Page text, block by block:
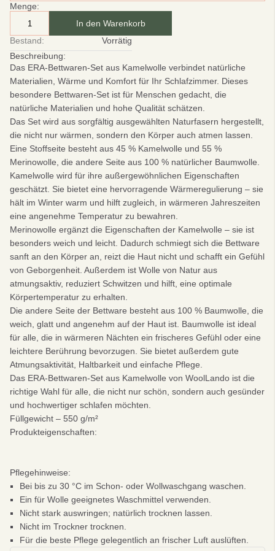
Menge:
In den Warenkorb
Bestand:
Vorrätig
Beschreibung:
Das ERA-Bettwaren-Set aus Kamelwolle verbindet natürliche
Materialien, Wärme und Komfort für Ihr Schlafzimmer. Dieses
besondere Bettwaren-Set ist für Menschen gedacht, die
natürliche Materialien und hohe Qualität schätzen.
Das Set wird aus sorgfältig ausgewählten Naturfasern hergestellt,
die nicht nur wärmen, sondern den Körper auch atmen lassen.
Eine Stoffseite besteht aus 45 % Kamelwolle und 55 %
Merinowolle, die andere Seite aus 100 % natürlicher Baumwolle.
Kamelwolle wird für ihre außergewöhnlichen Eigenschaften
geschätzt. Sie bietet eine hervorragende Wärmeregulierung – sie
hält im Winter warm und hilft zugleich, in wärmeren Jahreszeiten
eine angenehme Temperatur zu bewahren.
Merinowolle ergänzt die Eigenschaften der Kamelwolle – sie ist
besonders weich und leicht. Dadurch schmiegt sich die Bettware
sanft an den Körper an, reizt die Haut nicht und schafft ein Gefühl
von Geborgenheit. Außerdem ist Wolle von Natur aus
atmungsaktiv, reduziert Schwitzen und hilft, eine optimale
Körpertemperatur zu erhalten.
Die andere Seite der Bettware besteht aus 100 % Baumwolle, die
weich, glatt und angenehm auf der Haut ist. Baumwolle ist ideal
für alle, die in wärmeren Nächten ein frischeres Gefühl oder eine
leichtere Berührung bevorzugen. Sie bietet außerdem gute
Atmungsaktivität, Haltbarkeit und einfache Pflege.
Das ERA-Bettwaren-Set aus Kamelwolle von WoolLando ist die
richtige Wahl für alle, die nicht nur schön, sondern auch gesünder
und hochwertiger schlafen möchten.
Füllgewicht – 550 g/m²
Produkteigenschaften:
Pflegehinweise:
Bei bis zu 30 °C im Schon- oder Wollwaschgang waschen.
Ein für Wolle geeignetes Waschmittel verwenden.
Nicht stark auswringen; natürlich trocknen lassen.
Nicht im Trockner trocknen.
Für die beste Pflege gelegentlich an frischer Luft auslüften.